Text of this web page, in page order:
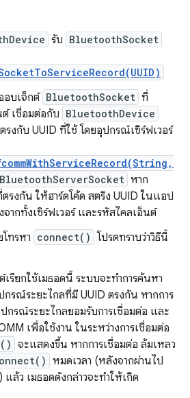
รับ BluetoothSocket
อบเจ็กต์ BluetoothSocket ที่
เชื่อมต่อกับ BluetoothDevice
งกับ UUID ที่ใช้ โดยอุปกรณ์เซิร์ฟเวอร์
BluetoothServerSocket หาก
ตรงกัน ให้ฮาร์ดโค้ด สตริง UUID ในแอป
ากทั้งเซิร์ฟเวอร์ และรหัสไคลเอ็นต์
โทรหา connect() โปรดทราบว่าวิธีนี้
รียกใช้เมธอดนี้ ระบบจะทำการค้นหา
รณ์ระยะไกลที่มี UUID ตรงกัน หากการ
กรณ์ระยะไกลยอมรับการเชื่อมต่อ และ
เพื่อใช้งาน ในระหว่างการเชื่อมต่อ
จะแสดงขึ้น หากการเชื่อมต่อ ล้มเหลว
หมดเวลา (หลังจากผ่านไป
ล้ว เมธอดดังกล่าวจะทำให้เกิด